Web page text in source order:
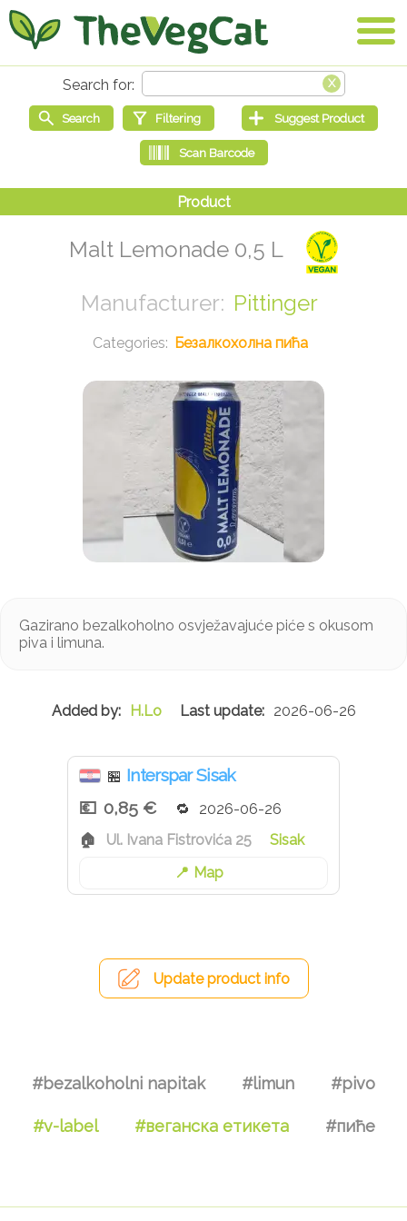
Malt Lemonade 0,5 L
Pittinger
Безалкохолна пића
Gazirano bezalkoholno osvježavajuće piće s okusom
piva i limuna.
H.Lo 2026-06-26
🏪 Interspar Sisak
0,85 €
2026-06-26
Ul. Ivana Fistrovića 25
Sisak
Map
Update product info
#bezalkoholni napitak #limun #pivo
#v-label #веганска етикета #пиће